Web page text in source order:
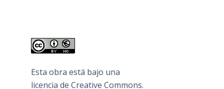
Esta obra está bajo una
licencia de Creative Commons.